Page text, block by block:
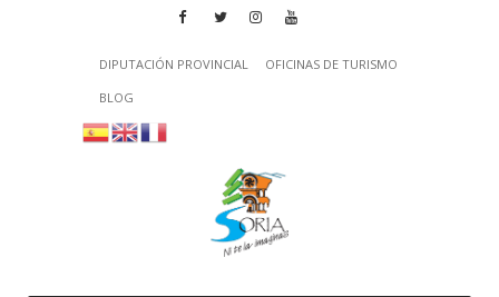
DIPUTACIÓN PROVINCIAL
OFICINAS DE TURISMO
BLOG